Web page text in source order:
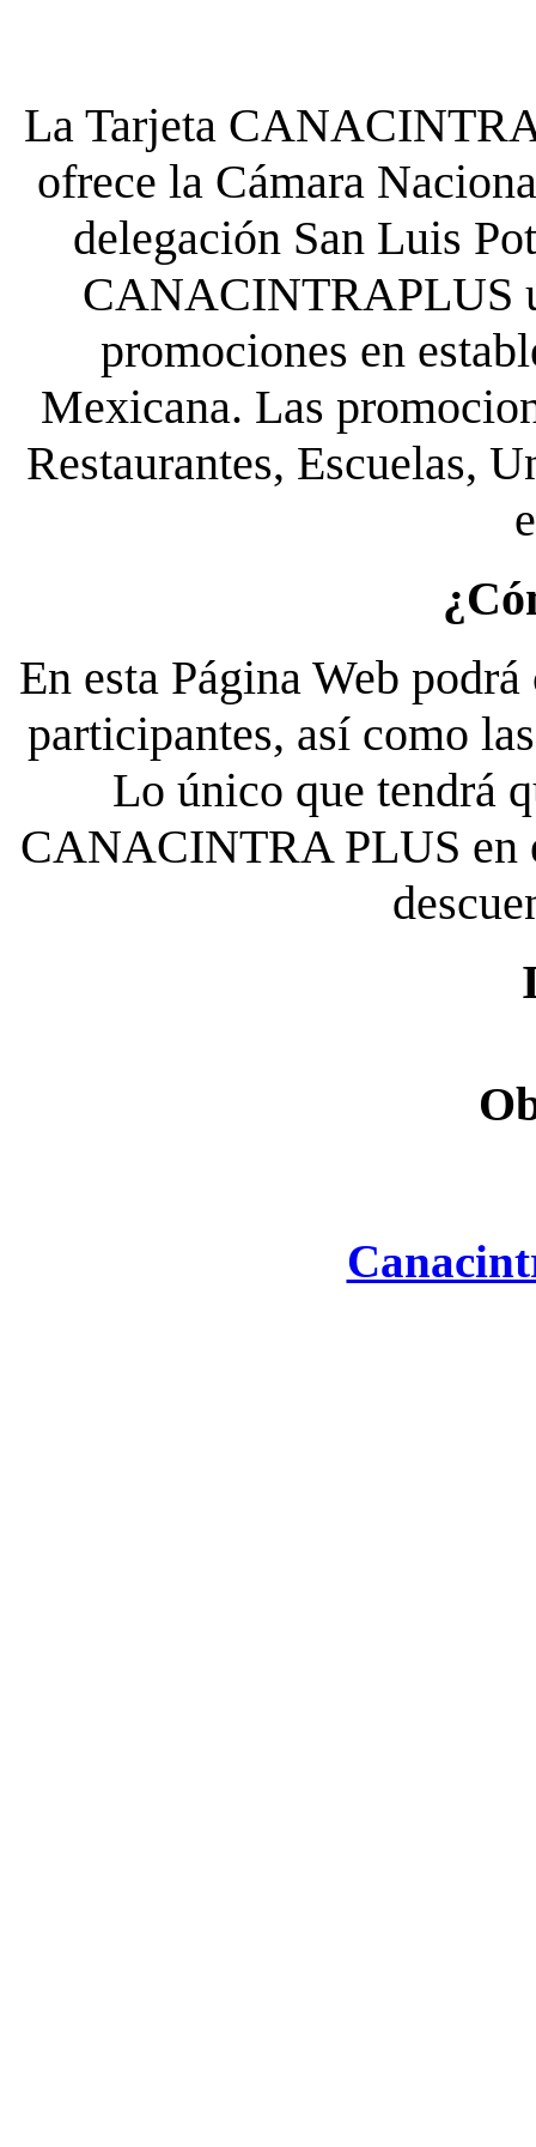
La Tarjeta
ofrece la Cámara
delegación San Luis
CANACINTRAPLUS
promociones en
Mexicana. Las
Restaurantes, Escuelas,
En esta Página Web
participantes, así como
Lo único que tendrá
CANACINTRA PLUS en